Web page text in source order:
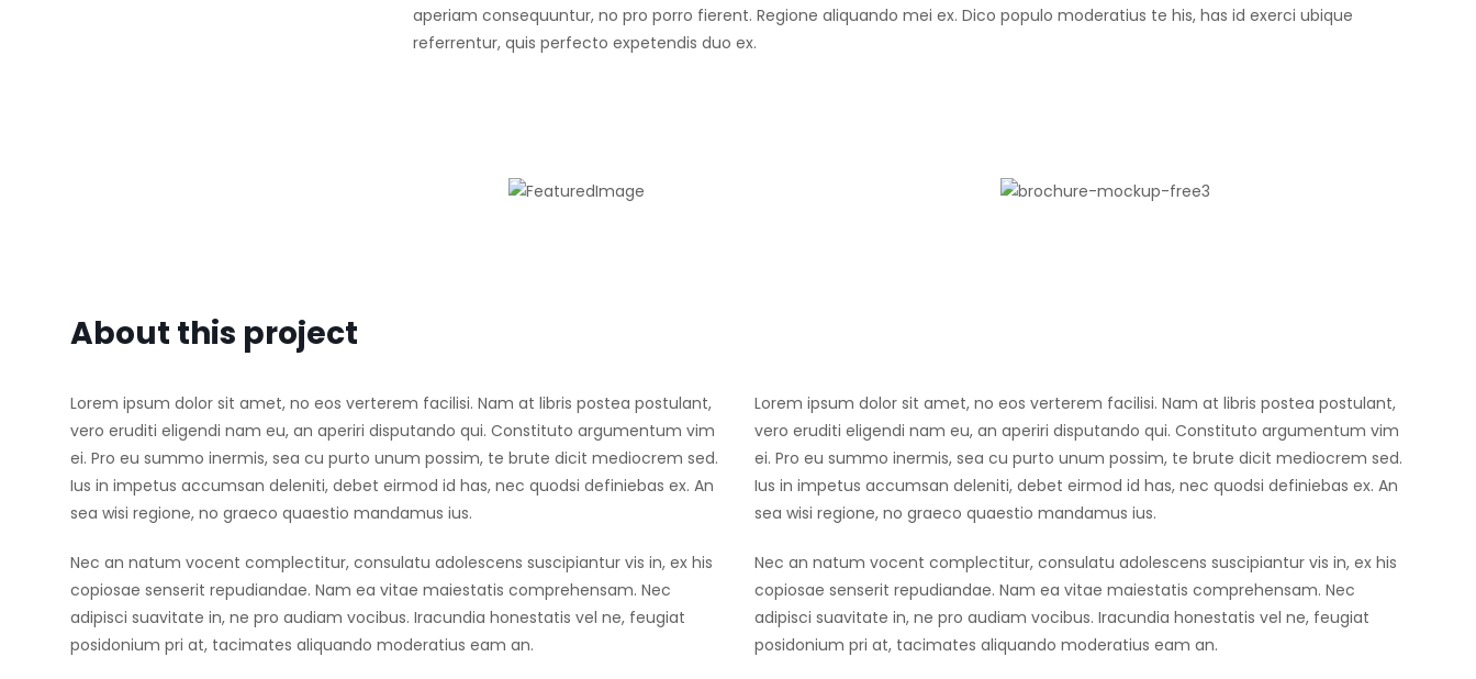
aperiam consequuntur, no pro porro fierent. Regione aliquando mei ex. Dico populo moderatius te his, has id exerci ubique
referrentur, quis perfecto expetendis duo ex.
About this project
Lorem ipsum dolor sit amet, no eos verterem facilisi. Nam at libris postea postulant,
vero eruditi eligendi nam eu, an aperiri disputando qui. Constituto argumentum vim
ei. Pro eu summo inermis, sea cu purto unum possim, te brute dicit mediocrem sed.
Ius in impetus accumsan deleniti, debet eirmod id has, nec quodsi definiebas ex. An
sea wisi regione, no graeco quaestio mandamus ius.
Nec an natum vocent complectitur, consulatu adolescens suscipiantur vis in, ex his
copiosae senserit repudiandae. Nam ea vitae maiestatis comprehensam. Nec
adipisci suavitate in, ne pro audiam vocibus. Iracundia honestatis vel ne, feugiat
posidonium pri at, tacimates aliquando moderatius eam an.
Lorem ipsum dolor sit amet, no eos verterem facilisi. Nam at libris postea postulant,
vero eruditi eligendi nam eu, an aperiri disputando qui. Constituto argumentum vim
ei. Pro eu summo inermis, sea cu purto unum possim, te brute dicit mediocrem sed.
Ius in impetus accumsan deleniti, debet eirmod id has, nec quodsi definiebas ex. An
sea wisi regione, no graeco quaestio mandamus ius.
Nec an natum vocent complectitur, consulatu adolescens suscipiantur vis in, ex his
copiosae senserit repudiandae. Nam ea vitae maiestatis comprehensam. Nec
adipisci suavitate in, ne pro audiam vocibus. Iracundia honestatis vel ne, feugiat
posidonium pri at, tacimates aliquando moderatius eam an.